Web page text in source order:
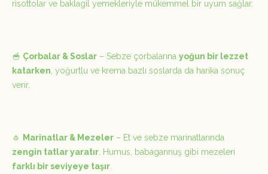
risottolar ve baklagil yemekleriyle mükemmel bir uyum sağlar.
🥣 Çorbalar & Soslar – Sebze çorbalarına yoğun bir lezzet
katarken, yoğurtlu ve krema bazlı soslarda da harika sonuç
verir.
🧄 Marinatlar & Mezeler – Et ve sebze marinatlarında
zengin tatlar yaratır. Humus, babagannuş gibi mezeleri
farklı bir seviyeye taşır.